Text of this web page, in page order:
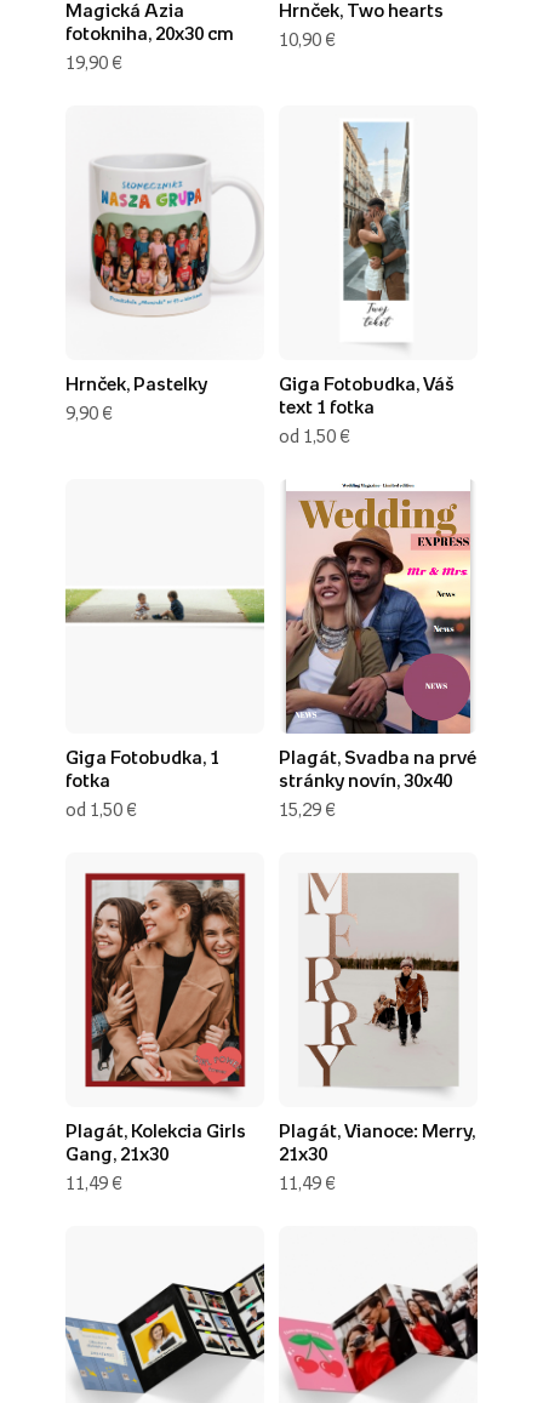
Magická Azia
fotokniha, 20x30 cm
19,90 €
Hrnček, Two hearts
10,90 €
Hrnček, Pastelky
9,90 €
Giga Fotobudka, Váš
text 1 fotka
od 1,50 €
Giga Fotobudka, 1
fotka
od 1,50 €
Plagát, Svadba na prvé
stránky novín, 30x40
15,29 €
Plagát, Kolekcia Girls
Gang, 21x30
11,49 €
Plagát, Vianoce: Merry,
21x30
11,49 €